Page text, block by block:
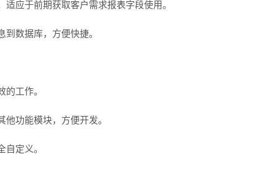
应于前期获取客户需求报表字段使用。
数据库，方便快捷。
的工作。
功能模块，方便开发。
自定义。